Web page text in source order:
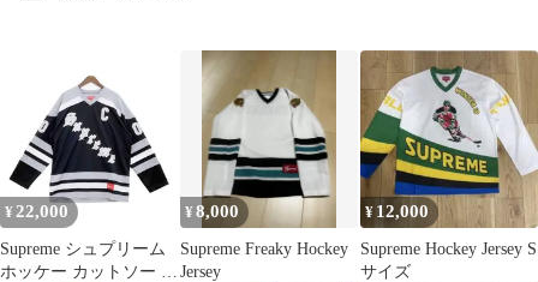
¥ 22,000
Supreme シュプリーム
ホッケー カットソー ジ
¥8,000
Supreme Freaky Hockey
Jersey
¥ 12,000
Supreme Hockey Jersey S
サイズ